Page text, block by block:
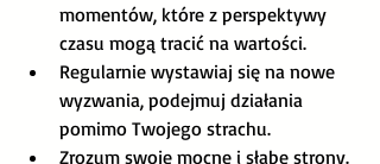
momentów, które z perspektywy
czasu mogą tracić na wartości.
Regularnie wystawiaj się na nowe
wyzwania, podejmuj działania
pomimo Twojego strachu.
Zrozum swoje mocne i słabe strony.